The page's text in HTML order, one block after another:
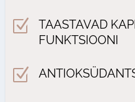
Z
TAASTAVAD
FUNKTSIOONI
Z